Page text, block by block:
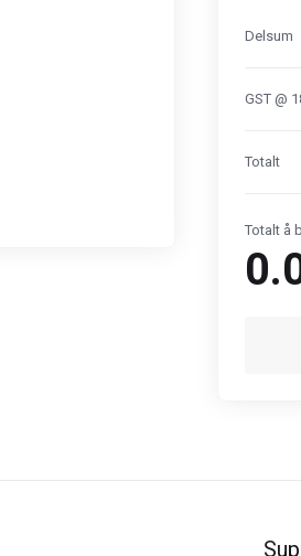
Delsum
GST @
Totalt
Totalt å